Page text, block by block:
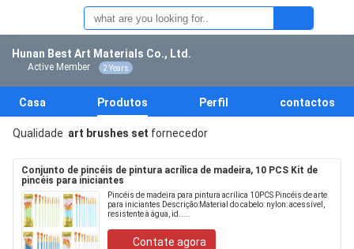
Hunan Best Art Materials Co., Ltd.
Active Member 2 Years
Casa Produtos Perfil contactos
Qualidade art brushes set fornecedor
Conjunto de pincéis de pintura acrílica de madeira, 10 PCS Kit de
pincéis para iniciantes
Pincéis de madeira para pintura acrílica 10PCS Pincéis de arte
para iniciantes Descrição:Material do cabelo: nylon: acessível,
resistente à água, id.....
Contate agora